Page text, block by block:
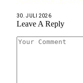
30. JULI 2026
Leave A Reply